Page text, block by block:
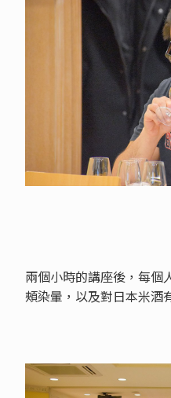
兩個小時的講座後，每個
頰染暈，以及對日本米酒